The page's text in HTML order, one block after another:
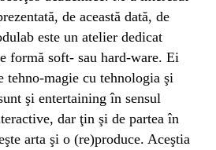
de această dată, de
este un atelier dedicat
formă soft- sau hard-ware. Ei
tehno-magie cu tehnologia şi
şi entertaining în sensul
dar ţin şi de partea în
arta şi o (re)produce. Aceştia